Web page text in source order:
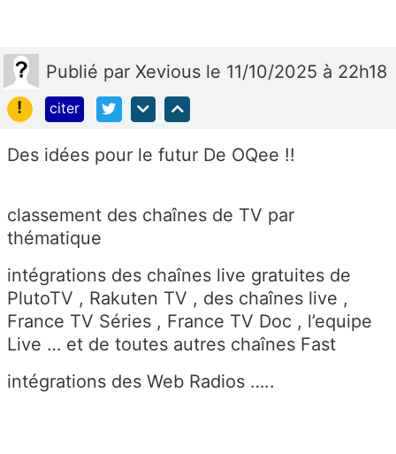
Publié par Xevious le 11/10/2025 à 22h18
!
citer
Des idées pour le futur De OQee !!
classement des chaînes de TV par
thématique
intégrations des chaînes live gratuites de
PlutoTV , Rakuten TV , des chaînes live ,
France TV Séries , France TV Doc , l’equipe
Live … et de toutes autres chaînes Fast
intégrations des Web Radios …..